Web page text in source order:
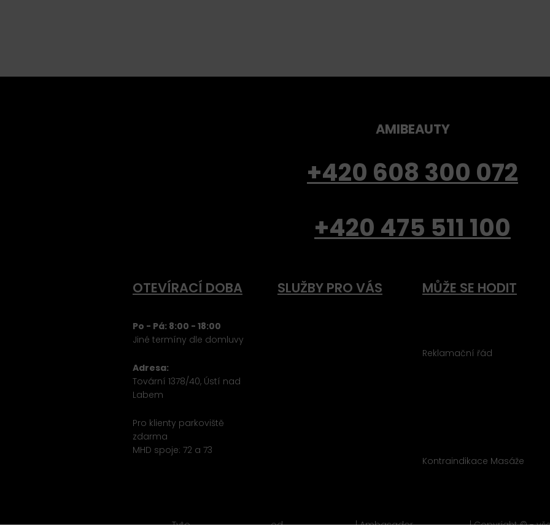
AMIBEAUTY
+420 608 300 072
+420 475 511 100
OTEVÍRACÍ DOBA
Po - Pá: 8:00 - 18:00
Jiné termíny dle domluvy
Adresa:
Tovární 1378/40, Ústí nad
Labem
Pro klienty parkoviště
zdarma
MHD spoje: 72 a 73
SLUŽBY PRO VÁS MŮŽE SE HODIT
Reklamační řád
Kontraindikace Masáže
Tytowebové stránkyodwebsitepoint®| Ambasadorsolidpixels.| Copyright © -